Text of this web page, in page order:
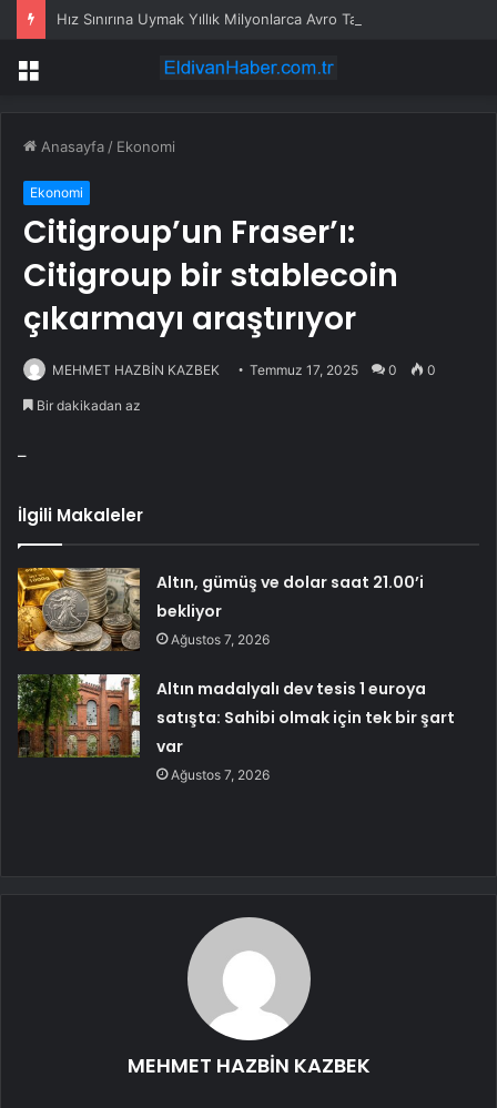
Hız Sınırına Uymak Yıllık Milyonlarca Avro Tasarruf Sağlıyor
Menü
Anasayfa / Ekonomi
Ekonomi
Citigroup’un Fraser’ı:
Citigroup bir stablecoin
çıkarmayı araştırıyor
MEHMET HAZBİN KAZBEK Temmuz 17, 2025 0 0
Bir dakikadan az
–
İlgili Makaleler
Altın, gümüş ve dolar saat 21.00’i
bekliyor
Ağustos 7, 2026
Altın madalyalı dev tesis 1 euroya
satışta: Sahibi olmak için tek bir şart
var
Ağustos 7, 2026
MEHMET HAZBİN KAZBEK